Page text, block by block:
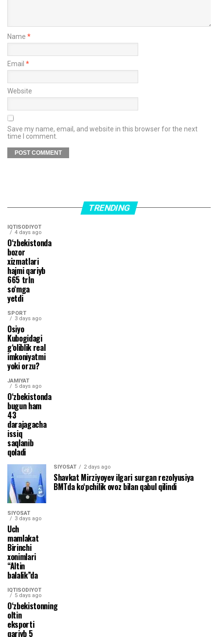
Name *
Email *
Website
Save my name, email, and website in this browser for the next
time I comment.
TRENDING
IQTISODIYOT
4 days ago
O‘zbekistonda
bozor
xizmatlari
hajmi qariyb
665 trln
so‘mga
yetdi
SPORT
3 days ago
Osiyo
Kubogidagi
g‘oliblik real
imkoniyatmi
yoki orzu?
JAMIYAT
5 days ago
O‘zbekistonda
bugun ham
43
darajagacha
issiq
saqlanib
qoladi
SIYOSAT 2 days ago
Shavkat Mirziyoyev ilgari surgan rezolyusiya
BMTda ko‘pchilik ovoz bilan qabul qilindi
SIYOSAT
3 days ago
Uch
mamlakat
Birinchi
xonimlari
“Altin
balalik”da
IQTISODIYOT
5 days ago
O‘zbekistonning
oltin
eksporti
qariyb 5